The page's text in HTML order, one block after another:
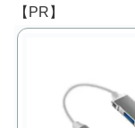
【PR】